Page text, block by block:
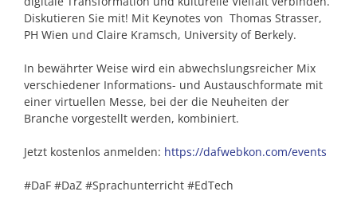
Diskutieren Sie mit! Mit Keynotes von Thomas Strasser,
PH Wien und Claire Kramsch, University of Berkely.
In bewährter Weise wird ein abwechslungsreicher Mix
verschiedener Informations- und Austauschformate mit
einer virtuellen Messe, bei der die Neuheiten der
Branche vorgestellt werden, kombiniert.
Jetzt kostenlos anmelden: https://dafwebkon.com/events
#DaF #DaZ #Sprachunterricht #EdTech